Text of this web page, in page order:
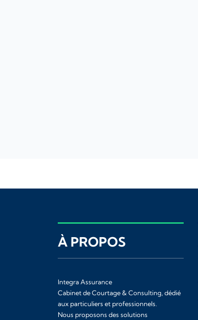
À PROPOS
Integra Assurance
Cabinet de Courtage & Consulting, dédié
aux particuliers et professionnels.
Nous proposons des solutions